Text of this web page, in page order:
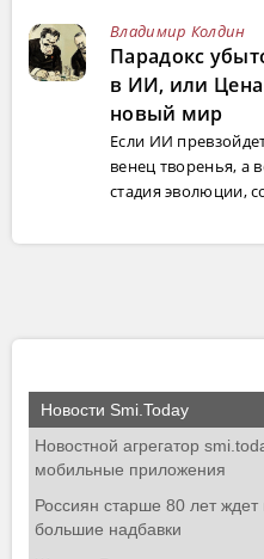
Владимир Колдин
Парадокс
в ИИ, или Цена
новый мир
Если ИИ
венец творенья, а
стадия эволюции,